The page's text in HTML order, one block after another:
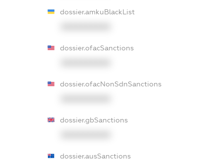
dossier.amkuBlackList
dossier.ofacSanctions
dossier.ofacNonSdnSanctions
dossier.gbSanctions
dossier.ausSanctions